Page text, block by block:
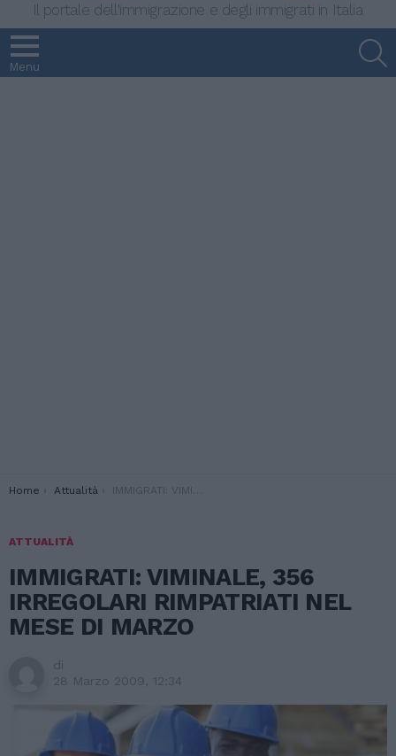
Il portale dell'immigrazione e degli immigrati in Italia
Menu
You are here:
Home Attualità IMMIGRATI: VIMINALE, 356 IRREGOLARI RIMPATRIATI NEL MESE DI MARZO
ATTUALITÀ
IMMIGRATI: VIMINALE, 356
IRREGOLARI RIMPATRIATI NEL
MESE DI MARZO
di
28 Marzo 2009, 12:34